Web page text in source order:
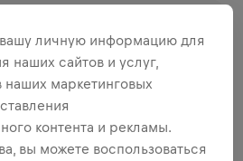
ПОЖЕРТВОВАТЬ
дело! 100%
на исследования травм
личную информацию для
наших сайтов и услуг,
маркетинговых
контента и рекламы.
вы можете воспользоваться